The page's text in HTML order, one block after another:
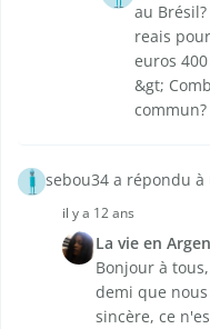
au
reais
euros
&gt;
commun?
sebou34 a répondu
il y a 12 ans
La vie en
Bonjour à
demi que
sincère, ce